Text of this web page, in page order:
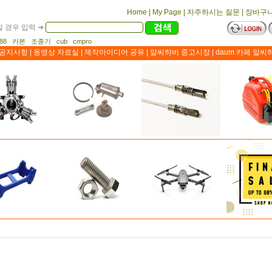
Home My Page 자주하시는 질문
장바구
경우 입력 ➔
카본 조종기 cub cmpro
공지사항 동영상 자료실 제작아이디어 공유 알씨하비 중고시장 daum 카페 알씨